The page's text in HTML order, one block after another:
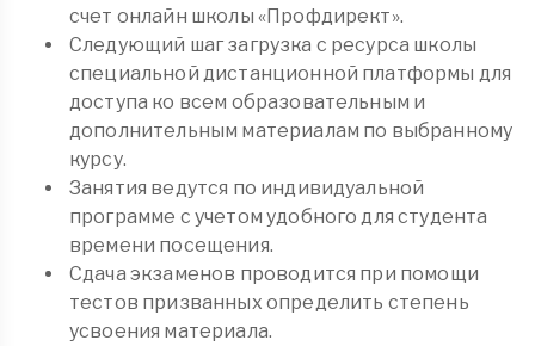
счет онлайн школы «Профдирект».
Следующий шаг загрузка с ресурса школы
специальной дистанционной платформы для
доступа ко всем образовательным и
дополнительным материалам по выбранному
курсу.
Занятия ведутся по индивидуальной
программе с учетом удобного для студента
времени посещения.
Сдача экзаменов проводится при помощи
тестов призванных определить степень
усвоения материала.